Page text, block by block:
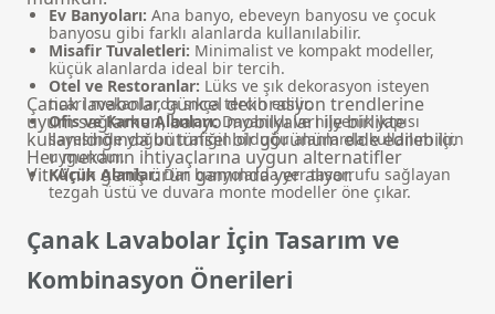
Ev Banyoları: Ana banyo, ebeveyn banyosu ve çocuk
banyosu gibi farklı alanlarda kullanılabilir.
Misafir Tuvaletleri: Minimalist ve kompakt modeller,
küçük alanlarda ideal bir tercih.
Otel ve Restoranlar: Lüks ve şık dekorasyon isteyen
ticari mekanlarda sıkça tercih edilir.
Ofis ve Kamu Alanları:Dayanıklı ve hijyenik yapısı
sayesinde yoğun trafiğin olduğu alanlarda kullanım için
uygundur.
Küçük Alanlar:Dar banyolarda yer tasarrufu sağlayan
tezgah üstü ve duvara monte modeller öne çıkar.
Çanak lavabolar, güncel dekorasyon trendlerine
uyum sağlarken,banyo mobilyalarıile birlikte
kullanıldığında bütünsel bir görünüm elde edilebilir.
Her mekanın ihtiyaçlarına uygun alternatifler
VitrA’nın geniş ürün gamında yer alıyor.
Çanak Lavabolar İçin Tasarım ve
Kombinasyon Önerileri